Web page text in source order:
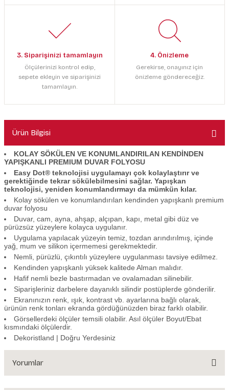
3. Siparişinizi tamamlayın
Ölçülerinizi kontrol edip,
sepete ekleyin ve siparişinizi
tamamlayın.
4. Önizleme
Gerekirse, onayınız için
önizleme göndereceğiz.
Ürün Bilgisi
KOLAY SÖKÜLEN VE KONUMLANDIRILAN KENDİNDEN
YAPIŞKANLI PREMIUM DUVAR FOLYOSU
Easy Dot® teknolojisi uygulamayı çok kolaylaştırır ve
gerektiğinde tekrar sökülebilmesini sağlar. Yapışkan
teknolojisi, yeniden konumlandırmayı da mümkün kılar.
Kolay sökülen ve konumlandırılan kendinden yapışkanlı premium
duvar folyosu
Duvar, cam, ayna, ahşap, alçıpan, kapı, metal gibi düz ve
pürüzsüz yüzeylere kolayca uygulanır.
Uygulama yapılacak yüzeyin temiz, tozdan arındırılmış, içinde
yağ, mum ve silikon içermemesi gerekmektedir.
Nemli, pürüzlü, çıkıntılı yüzeylere uygulanması tavsiye edilmez.
Kendinden yapışkanlı yüksek kalitede Alman malıdır.
Hafif nemli bezle bastırmadan ve ovalamadan silinebilir.
Siparişleriniz darbelere dayanıklı silindir postüplerde gönderilir.
Ekranınızın renk, ışık, kontrast vb. ayarlarına bağlı olarak,
ürünün renk tonları ekranda gördüğünüzden biraz farklı olabilir.
Görsellerdeki ölçüler temsili olabilir. Asıl ölçüler Boyut/Ebat
kısmındaki ölçülerdir.
Dekoristland | Doğru Yerdesiniz
Yorumlar